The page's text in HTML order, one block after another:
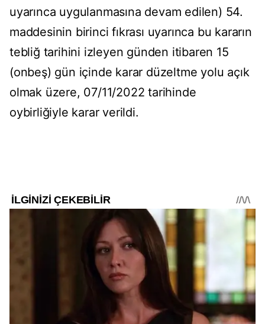
uyarınca uygulanmasına devam edilen) 54.
maddesinin birinci fıkrası uyarınca bu kararın
tebliğ tarihini izleyen günden itibaren 15
(onbeş) gün içinde karar düzeltme yolu açık
olmak üzere, 07/11/2022 tarihinde
oybirliğiyle karar verildi.